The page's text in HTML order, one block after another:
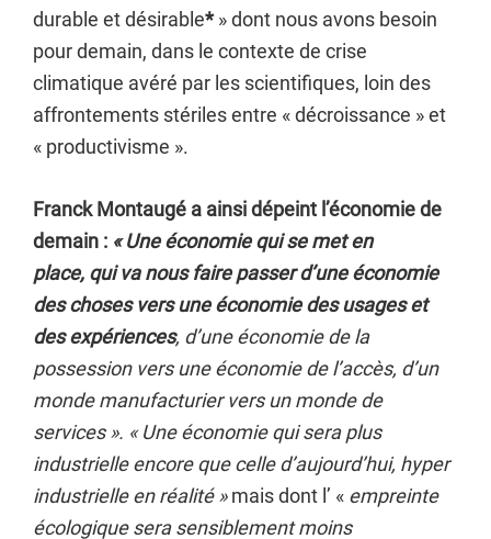
durable et désirable*» dont nous avons besoin
pour demain, dans le contexte de crise
climatique avéré par les scientifiques, loin des
affrontements stériles entre « décroissance » et
« productivisme ».
Franck Montaugé a ainsi dépeint l’économie de
demain : « Une économie qui se met en
place, qui va nous faire passer d’une économie
des choses vers une économie des usages et
des expériences, d’une économie de la
possession vers une économie de l’accès, d’un
monde manufacturier vers un monde de
services ». « Une économie qui sera plus
industrielle encore que celle d’aujourd’hui, hyper
industrielle en réalité »mais dont l’ « empreinte
écologique sera sensiblement moins